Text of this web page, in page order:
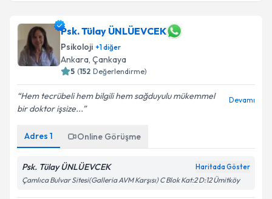
Psk. Tülay ÜNLÜEVCEK
Psikoloji +1diğer
Ankara, Çankaya
5 (152 Değerlendirme)
Hem tecrübeli hem bilgili hem sağduyulu mükemmel
bir doktor işsize...
Devamı
Adres 1 Online Görüşme
Psk. Tülay ÜNLÜEVCEK Haritada Göster
Çamlıca Bulvar Sitesi(Galleria AVM Karşısı) C Blok Kat:2 D:12 Ümitköy